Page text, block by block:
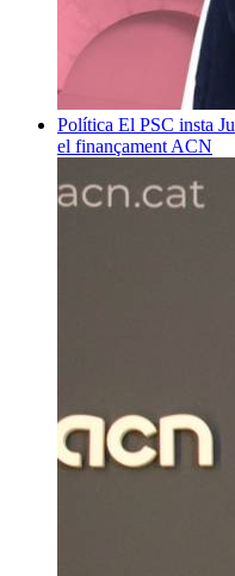
Política El PSC insta
el finançament ACN